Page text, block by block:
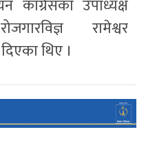
कांग्रेसका उपाध्यक्ष
रामेश्वर
थिए ।